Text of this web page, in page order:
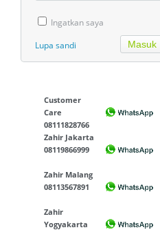
Ingatkan saya
Lupa sandi
Customer
Care
08111828766
Zahir Jakarta
08119866999
Zahir Malang
08113567891
Zahir
Yogyakarta